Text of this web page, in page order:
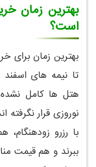
است؟
تا نیمه های
هتل ها کامل
نوروزی قرار نگرفته
با رزرو زودهنگام،
ببرند و هم قیمت